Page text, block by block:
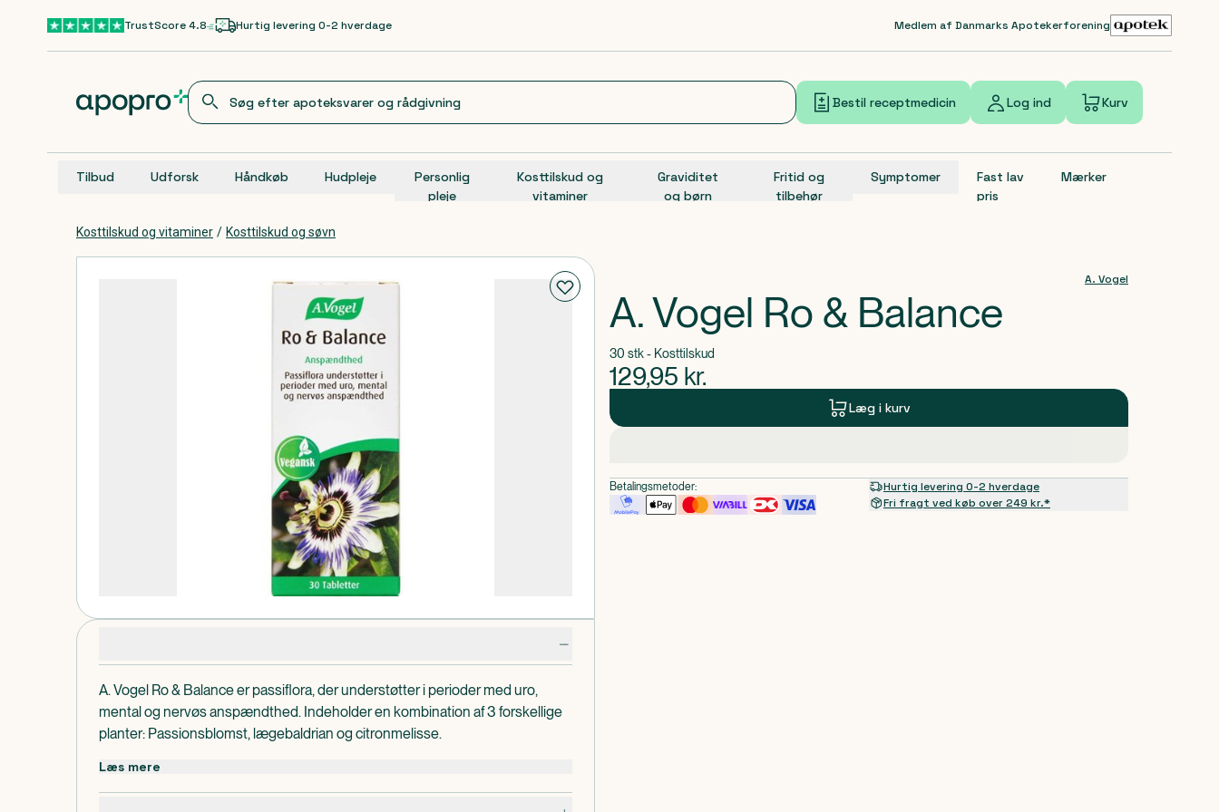
Gå til hovedindholdTrustScore 4.8 Hurtig levering 0-2 hverdage Medlem af Danmarks Apotekerforening
Bestil receptmedicin Log ind Kurv
Tilbud Udforsk Håndkøb Hudpleje
Personlig
pleje
Kosttilskud og
vitaminer
Graviditet
og børn
Fritid og
tilbehør
Symptomer
Fast lav
pris
Mærker
Kosttilskud og vitaminer / Kosttilskud og søvn
A. Vogel Ro & Balance er passiflora, der understøtter i perioder med uro,
mental og nervøs anspændthed. Indeholder en kombination af 3 forskellige
planter: Passionsblomst, lægebaldrian og citronmelisse.
Tabletter.
Dosis og Anvendelse
Læs mere
A. Vogel
A. Vogel Ro & Balance
30 stk - Kosttilskud
129,95 kr.
Læg i kurv
Betalingsmetoder:
Hurtig levering 0-2 hverdage
Fri fragt ved køb over 249 kr.*